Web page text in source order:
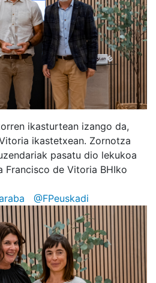
ikasturtean izango da,
ikastetxean. Zornotza
pasatu dio lekukoa
Francisco de Vitoria BHIko
@FPeuskadi